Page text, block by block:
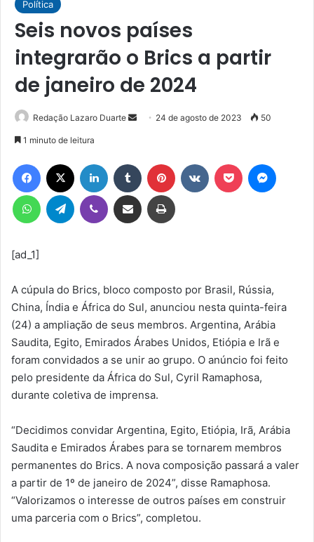
Política
Seis novos países
integrarão o Brics a partir
de janeiro de 2024
Redação Lazaro Duarte
Mande
mail
24 de agosto de 2023 50
1 minuto de leitura
Facebook Linkedin Tumblr Pinterest Pocket
WhatsAppTelegram Viber Compartilhar via e-mail Imprimir
[ad_1]
A cúpula do Brics, bloco composto por Brasil, Rússia,
China, Índia e África do Sul, anunciou nesta quinta-feira
(24) a ampliação de seus membros. Argentina, Arábia
Saudita, Egito, Emirados Árabes Unidos, Etiópia e Irã e
foram convidados a se unir ao grupo. O anúncio foi feito
pelo presidente da África do Sul, Cyril Ramaphosa,
durante coletiva de imprensa.
“Decidimos convidar Argentina, Egito, Etiópia, Irã, Arábia
Saudita e Emirados Árabes para se tornarem membros
permanentes do Brics. A nova composição passará a valer
a partir de 1º de janeiro de 2024”, disse Ramaphosa.
“Valorizamos o interesse de outros países em construir
uma parceria com o Brics”, completou.